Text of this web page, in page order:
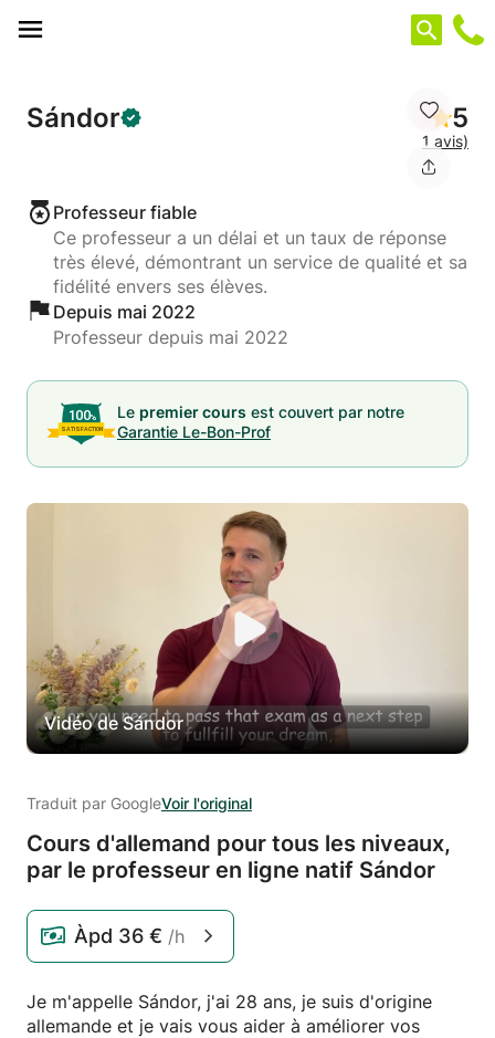
Sándor 5
1 avis)
Professeur fiable
Ce professeur a un délai et un taux de réponse
très élevé, démontrant un service de qualité et sa
fidélité envers ses élèves.
Depuis mai 2022
Professeur depuis mai 2022
Le premier cours est couvert par notre
Garantie Le-Bon-Prof
Vidéo de Sándor
Traduit par GoogleVoir l'original
Cours d'allemand pour tous les niveaux,
par le professeur en ligne natif Sándor
Àpd 36 € /h
Je m'appelle Sándor, j'ai 28 ans, je suis d'origine
allemande et je vais vous aider à améliorer vos